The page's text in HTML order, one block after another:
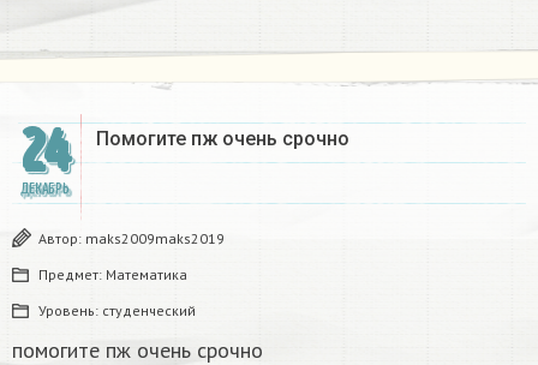
24
ДЕКАБРЬ
Помогите пж очень срочно​
Автор: maks2009maks2019
Предмет: Математика
Уровень: студенческий
помогите пж очень срочно​